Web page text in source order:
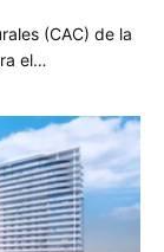
(CAC) de la
el…